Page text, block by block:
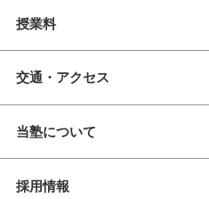
授業料
交通・アクセス
当塾について
採用情報